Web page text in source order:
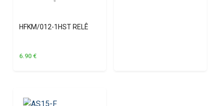
HFKM/012-1HST RELÊ
6.90 €